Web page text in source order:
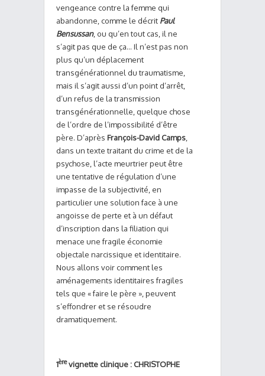
vengeance contre la femme qui
abandonne, comme le décrit Paul
Bensussan, ou qu’en tout cas, il ne
s’agit pas que de ça… Il n’est pas non
plus qu’un déplacement
transgénérationnel du traumatisme,
mais il s’agit aussi d’un point d’arrêt,
d’un refus de la transmission
transgénérationnelle, quelque chose
de l’ordre de l’impossibilité d’être
père. D’après François-David Camps
dans un texte traitant du crime et de la
psychose, l’acte meurtrier peut être
une tentative de régulation d’une
impasse de la subjectivité, en
particulier une solution face à une
angoisse de perte et à un défaut
d’inscription dans la filiation qui
menace une fragile économie
objectale narcissique et identitaire.
Nous allons voir comment les
aménagements identitaires fragiles
tels que « faire le père », peuvent
s’effondrer et se résoudre
dramatiquement.
1èrevignette clinique : CHRISTOPHE